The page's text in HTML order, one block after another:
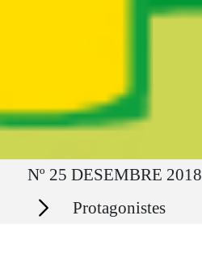
Ruta del sitio
Nº 25 DESEMBRE 2018
Secciones Protagonistes